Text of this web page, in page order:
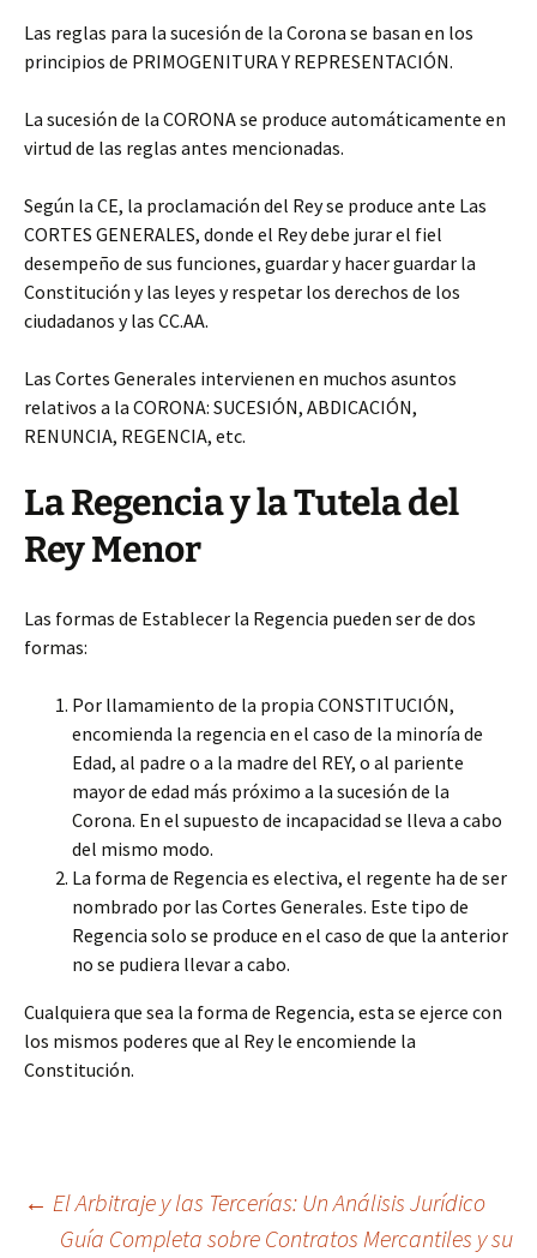
Las reglas para la sucesión de la Corona se basan en los
principios de PRIMOGENITURA Y REPRESENTACIÓN.
La sucesión de la CORONA se produce automáticamente en
virtud de las reglas antes mencionadas.
Según la CE, la proclamación del Rey se produce ante Las
CORTES GENERALES, donde el Rey debe jurar el fiel
desempeño de sus funciones, guardar y hacer guardar la
Constitución y las leyes y respetar los derechos de los
ciudadanos y las CC.AA.
Las Cortes Generales intervienen en muchos asuntos
relativos a la CORONA: SUCESIÓN, ABDICACIÓN,
RENUNCIA, REGENCIA, etc.
La Regencia y la Tutela del
Rey Menor
Las formas de Establecer la Regencia pueden ser de dos
formas:
Por llamamiento de la propia CONSTITUCIÓN,
encomienda la regencia en el caso de la minoría de
Edad, al padre o a la madre del REY, o al pariente
mayor de edad más próximo a la sucesión de la
Corona. En el supuesto de incapacidad se lleva a cabo
del mismo modo.
La forma de Regencia es electiva, el regente ha de ser
nombrado por las Cortes Generales. Este tipo de
Regencia solo se produce en el caso de que la anterior
no se pudiera llevar a cabo.
Cualquiera que sea la forma de Regencia, esta se ejerce con
los mismos poderes que al Rey le encomiende la
Constitución.
Navegación
← El Arbitraje y las Tercerías: Un Análisis Jurídico
Guía Completa sobre Contratos Mercantiles y su